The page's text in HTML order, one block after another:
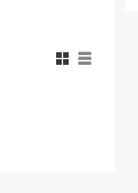
Rutnätsvy
Listvy